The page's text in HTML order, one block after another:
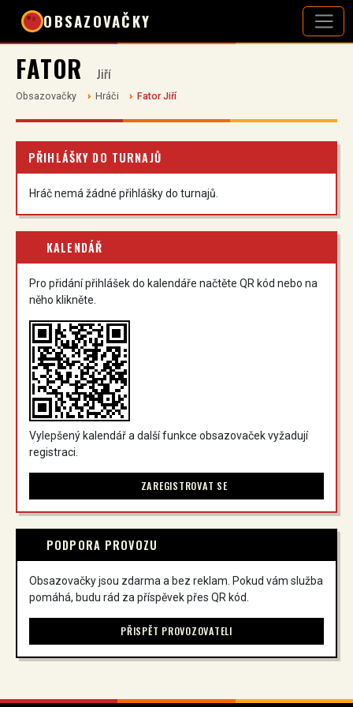
OBSAZOVAČKY
FATOR Jiří
Obsazovačky Hráči Fator Jiří
PŘIHLÁŠKY DO TURNAJŮ
Hráč nemá žádné přihlášky do turnajů.
KALENDÁŘ
Pro přidání přihlášek do kalendáře načtěte QR kód nebo na
něho klikněte.
Vylepšený kalendář a další funkce obsazovaček vyžadují
registraci.
ZAREGISTROVAT SE
PODPORA PROVOZU
Obsazovačky jsou zdarma a bez reklam. Pokud vám služba
pomáhá, budu rád za příspěvek přes QR kód.
PŘISPĚT PROVOZOVATELI